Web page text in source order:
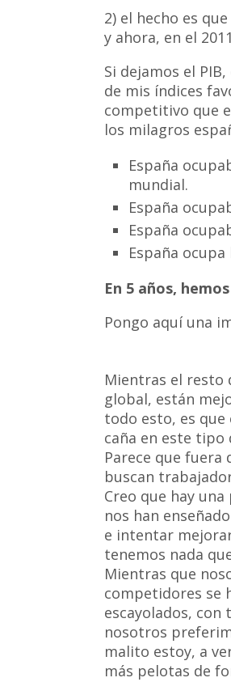
2) el hecho es que
y ahora, en el
Si dejamos el
de mis índices
competitivo que
los milagros
España
mundial.
España
España
España
En 5 años,
Pongo aquí una
Mientras el resto
global, están
todo esto, es
caña en este tipo
Parece que fuera
buscan
Creo que hay
nos han
e intentar
tenemos nada
Mientras que
competidores se
escayolados,
nosotros
malito estoy, a
más pelotas de